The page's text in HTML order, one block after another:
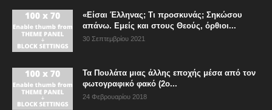
«Είσαι Έλληνας; Τι προσκυνάς; Σηκώσου
απάνω. Εμείς και στους Θεούς, όρθιοι...
30 Σεπτεμβρίου 2021
Τα Πουλάτα μιας άλλης εποχής μέσα από τον
φωτογραφικό φακό (2ο...
24 Φεβρουαρίου 2018